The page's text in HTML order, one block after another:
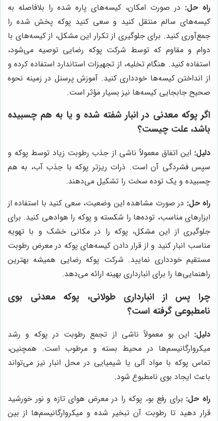
راه حل: در صورت امکان، کیسه‌های پاره شده را بلافاصله به
کیسه‌های سالم منتقل کنید و سعی کنید پوکه پخش شده را
جمع‌آوری کنید. برای جلوگیری از تکرار این مشکل، از کیسه‌های با
دوام و مقاوم که توسط شرکت پوکه رضایی توصیه می‌شود،
استفاده کنید. هنگام تخلیه، از تجهیزات استاندارد استفاده کرده و
از انداختن کیسه‌ها خودداری کنید. آموزش پرسنل در زمینه نحوه
صحیح جابجایی کیسه‌ها نیز بسیار مؤثر است.
اگر پوکه معدنی در انبار شفته شده و یا به هم چسبیده
باشد، علت چیست؟
دلیل: این اتفاق معمولاً ناشی از جذب رطوبت زیاد توسط پوکه و
سپس فشردگی آن است. ذرات ریزتر پوکه با جذب آب، به هم
چسبیده و یک توده سخت را تشکیل می‌دهند.
راه حل: در صورت مشاهده این وضعیت، سعی کنید با استفاده از
ابزارهای مناسب، توده‌ها را شکسته و پوکه را هوادهی کنید. برای
جلوگیری از این مشکل، پوکه را در مکانی خشک و با تهویه
مناسب انبار کنید و از قرار دادن کیسه‌های پوکه در معرض رطوبت
مستقیم خودداری نمایید. شرکت پوکه رضایی همیشه بهترین
راهنمایی‌ها را برای انبارداری بهینه ارائه می‌دهد.
چرا پس از انبارداری طولانی، پوکه معدنی بوی
نامطبوعی گرفته است؟
دلیل: این بو معمولاً ناشی از تجمع رطوبت در پوکه و رشد
میکروارگانیسم‌ها در محیط بسته و مرطوب است. همچنین،
تماس پوکه با مواد آلی یا شیمیایی در محل انبار نیز می‌تواند
باعث ایجاد بوی نامطبوع شود.
راه حل: برای رفع بو، پوکه را در معرض هوای تازه و نور خورشید
قرار دهید تا رطوبت آن تبخیر شده و میکروارگانیسم‌ها از بین